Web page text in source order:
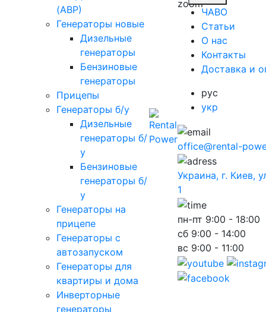
(АВР)
Генераторы новые
Дизельные
генераторы
Бензиновые
генераторы
Прицепы
Генераторы б/у
Дизельные
генераторы б/
у
Бензиновые
генераторы б/
у
Генераторы на
прицепе
Генераторы с
автозапуском
Генераторы для
квартиры и дома
Инверторные
генераторы
ЧАВО
Cтатьи
O нас
Контакты
Доставка и
рус
укр
office@rental-
Украина, г. Киев,
1
пн-пт 9:00 - 18:00
сб 9:00 - 14:00
вс 9:00 - 11:00